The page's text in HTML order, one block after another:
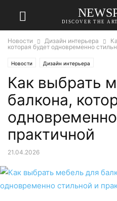
DISCOVER THE
Новости Дизайн интерьера
которая будет одновременно
Новости Дизайн интерьера
Как выбрать
балкона,
практичной
21.04.2026